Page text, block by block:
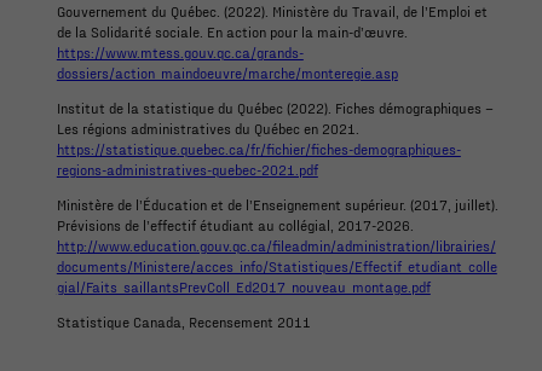
Gouvernement du Québec. (2022). Ministère du Travail, de l’Emploi et
de la Solidarité sociale. En action pour la main-d’œuvre.
https://www.mtess.gouv.qc.ca/grands-
dossiers/action_maindoeuvre/marche/monteregie.asp
Institut de la statistique du Québec (2022). Fiches démographiques –
Les régions administratives du Québec en 2021.
https://statistique.quebec.ca/fr/fichier/fiches-demographiques-
regions-administratives-quebec-2021.pdf
Ministère de l’Éducation et de l’Enseignement supérieur. (2017, juillet).
Prévisions de l’effectif étudiant au collégial, 2017-2026.
http://www.education.gouv.qc.ca/fileadmin/administration/librairies/
documents/Ministere/acces_info/Statistiques/Effectif_etudiant_colle
gial/Faits_saillantsPrevColl_Ed2017_nouveau_montage.pdf
Statistique Canada, Recensement 2011
et votre
comportement
lorsque vous
visitez notre
site, vous
augmentez les
voir du
contenu et
des offres